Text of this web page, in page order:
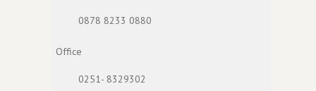
0878 8233 0880
Office
0251- 8329302